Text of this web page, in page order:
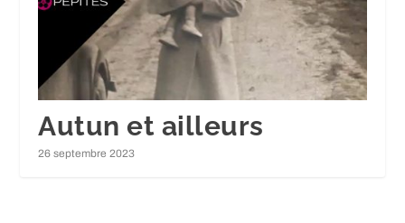
Autun et ailleurs
26 septembre 2023